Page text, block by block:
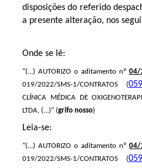
disposições do referido
a presente alteração, nos
Onde se lê:
"(...) AUTORIZO o aditamento nº 04/
019/2022/SMS-1/CONTRATOS (
CLÍNICA MÉDICA DE
LTDA, (...)" (grifo nosso)
Leia-se:
"(...) AUTORIZO o aditamento nº 04/
019/2022/SMS-1/CONTRATOS (